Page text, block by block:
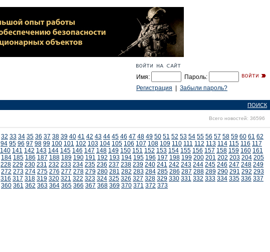
Имя:
Пароль:
Регистрация
Забыли пароль?
ПОИСК
Всего новостей: 36596
32 33 34 35 36 37 38 39 40 41 42 43 44 45 46 47 48 49 50 51 52 53 54 55 56 57 58 59 60 61 62
94 95 96 97 98 99 100 101 102 103 104 105 106 107 108 109 110 111 112 113 114 115 116 117
140 141 142 143 144 145 146 147 148 149 150 151 152 153 154 155 156 157 158 159 160 161
184 185 186 187 188 189 190 191 192 193 194 195 196 197 198 199 200 201 202 203 204 205
228 229 230 231 232 233 234 235 236 237 238 239 240 241 242 243 244 245 246 247 248 249
272 273 274 275 276 277 278 279 280 281 282 283 284 285 286 287 288 289 290 291 292 293
316 317 318 319 320 321 322 323 324 325 326 327 328 329 330 331 332 333 334 335 336 337
360 361 362 363 364 365 366 367 368 369 370 371 372 373